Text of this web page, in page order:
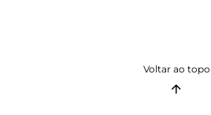
Voltar ao topo